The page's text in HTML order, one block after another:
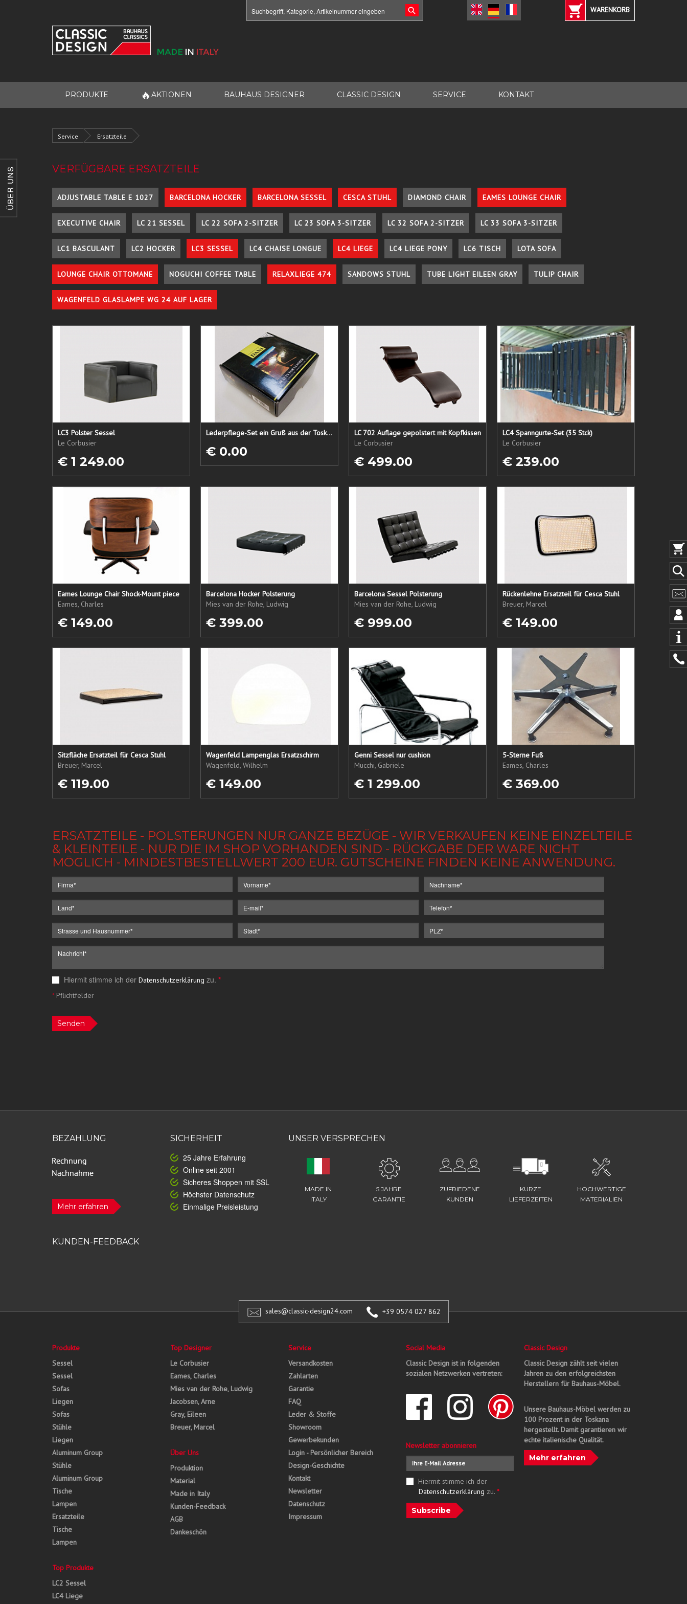
ÜBER UNS
WARENKORB
PRODUKTE 🔥 AKTIONEN BAUHAUS DESIGNER CLASSIC DESIGN SERVICE KONTAKT
Service Ersatzteile
VERFÜGBARE ERSATZTEILE
ADJUSTABLE TABLE E 1027 BARCELONA HOCKER BARCELONA SESSEL CESCA STUHL DIAMOND CHAIR EAMES LOUNGE CHAIR
EXECUTIVE CHAIR LC 21 SESSEL LC 22 SOFA 2-SITZER LC 23 SOFA 3-SITZER LC 32 SOFA 2-SITZER LC 33 SOFA 3-SITZER
LC1 BASCULANT LC2 HOCKER LC3 SESSEL LC4 CHAISE LONGUE LC4 LIEGE LC4 LIEGE PONY LC6 TISCH LOTA SOFA
LOUNGE CHAIR OTTOMANE NOGUCHI COFFEE TABLE RELAXLIEGE 474 SANDOWS STUHL TUBE LIGHT EILEEN GRAY TULIP CHAIR
WAGENFELD GLASLAMPE WG 24 AUF LAGER
LC3 Polster Sessel
Le Corbusier
€ 1 249.00
Lederpflege-Set ein Gruß aus der Toskana...
€ 0.00
LC 702 Auflage gepolstert mit Kopfkissen
Le Corbusier
€ 499.00
LC4 Spanngurte-Set (35 Stck)
Le Corbusier
€ 239.00
Eames Lounge Chair Shock-Mount piece
Eames, Charles
€ 149.00
Barcelona Hocker Polsterung
Mies van der Rohe, Ludwig
€ 399.00
Barcelona Sessel Polsterung
Mies van der Rohe, Ludwig
€ 999.00
Rückenlehne Ersatzteil für Cesca Stuhl
Breuer, Marcel
€ 149.00
Sitzfläche Ersatzteil für Cesca Stuhl
Breuer, Marcel
€ 119.00
Wagenfeld Lampenglas Ersatzschirm
Wagenfeld, Wilhelm
€ 149.00
Genni Sessel nur cushion
Mucchi, Gabriele
€ 1 299.00
5-Sterne Fuß
Eames, Charles
€ 369.00
ERSATZTEILE - POLSTERUNGEN NUR GANZE BEZÜGE - WIR VERKAUFEN KEINE EINZELTEILE
& KLEINTEILE - NUR DIE IM SHOP VORHANDEN SIND - RÜCKGABE DER WARE NICHT
MÖGLICH - MINDESTBESTELLWERT 200 EUR. GUTSCHEINE FINDEN KEINE ANWENDUNG.
Hiermit stimme ich der Datenschutzerklärung zu. *
*Pflichtfelder
Senden
BEZAHLUNG
Mehr erfahren
SICHERHEIT
25 Jahre Erfahrung
Online seit 2001
Sicheres Shoppen mit SSL
Höchster Datenschutz
Einmalige Preisleistung
UNSER VERSPRECHEN
MADE IN
ITALY
5 JAHRE
GARANTIE
ZUFRIEDENE
KUNDEN
KURZE
LIEFERZEITEN
HOCHWERTIGE
MATERIALIEN
KUNDEN-FEEDBACK
sales@classic-design24.com +39 0574 027 862
Produkte
Sessel
Sessel
Sofas
Liegen
Sofas
Stühle
Liegen
Aluminum Group
Stühle
Aluminum Group
Tische
Lampen
Ersatzteile
Tische
Lampen
Top Produkte
LC2 Sessel
LC4 Liege
Top Designer
Le Corbusier
Eames, Charles
Mies van der Rohe, Ludwig
Jacobsen, Arne
Gray, Eileen
Breuer, Marcel
Über Uns
Produktion
Material
Made in Italy
Kunden-Feedback
AGB
Dankeschön
Service
Versandkosten
Zahlarten
Garantie
FAQ
Leder & Stoffe
Showroom
Gewerbekunden
Login - Persönlicher Bereich
Design-Geschichte
Kontakt
Newsletter
Datenschutz
Impressum
Social Media
Classic Design ist in folgenden
sozialen Netzwerken vertreten:
Newsletter abonnieren
Hiermit stimme ich der
Datenschutzerklärung zu. *
Subscribe
Classic Design
Classic Design zählt seit vielen
Jahren zu den erfolgreichsten
Herstellern für Bauhaus-Möbel.
Unsere Bauhaus-Möbel werden zu
100 Prozent in der Toskana
hergestellt. Damit garantieren wir
echte italienische Qualität.
Mehr erfahren